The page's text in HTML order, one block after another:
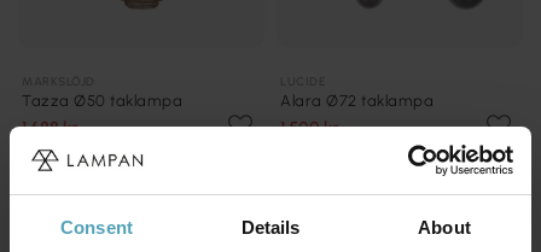
Consent Details About
Tazza Ø50 taklampa
1 688 kr
Alara Ø72 taklampa
1 500 kr
KAMPANJ